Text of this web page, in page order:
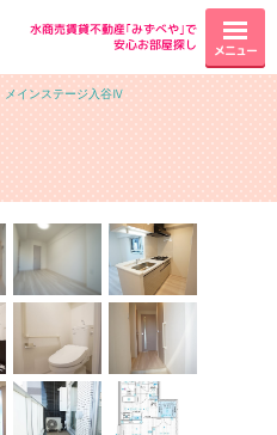
水商売賃貸不動産｢みずべや｣で
安心お部屋探し
メニュー
メインステージ入谷Ⅳ